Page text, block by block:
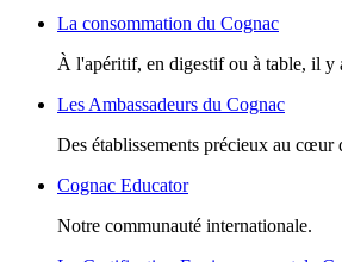
La consommation du Cognac
À l'apéritif, en digestif ou à table, il y
Les Ambassadeurs du Cognac
Des établissements précieux au cœur
Cognac Educator
Notre communauté internationale.